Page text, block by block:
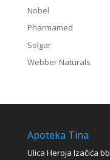
Nobel
Pharmamed
Solgar
Webber Naturals
Apoteka Tina
Ulica Heroja Izačića bb